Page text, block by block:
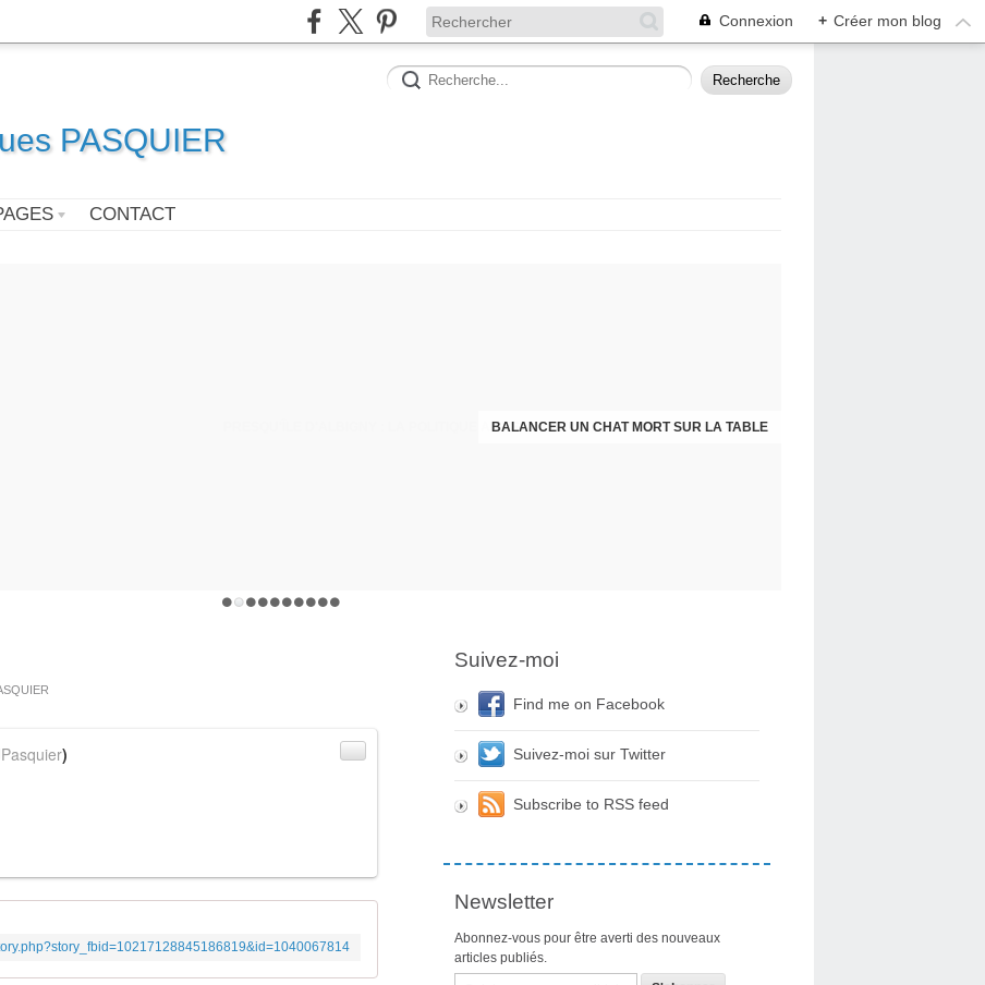
Connexion + Créer mon blog
PASQUIER
CONTACT
BALANCER UN CHAT MORT SUR LA TABLE
PRESQU'ÎLE D'ALBIGNY : LA POLITIQUE A SES RAISONS QUE LA RAISON NE CONNAIT POINT
)
Suivez-moi
Find me on Facebook
Suivez-moi sur Twitter
Subscribe to RSS feed
Newsletter
Abonnez-vous pour être averti des nouveaux
articles publiés.
Email